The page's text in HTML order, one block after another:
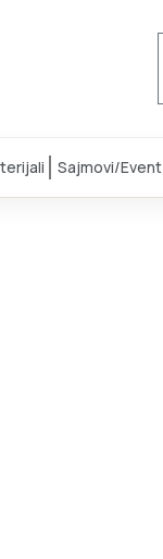
Sajmovi/Event